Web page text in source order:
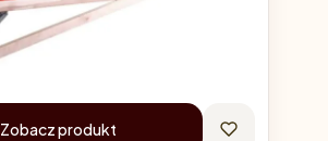
Zobacz produkt